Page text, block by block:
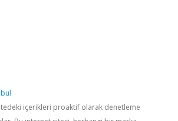
içerikleri proaktif olarak denetleme